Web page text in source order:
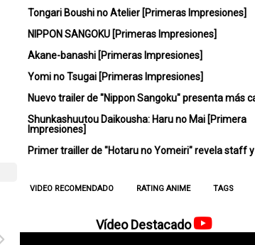
Tongari Boushi no Atelier [Primeras Impresiones]
NIPPON SANGOKU [Primeras Impresiones]
Akane-banashi [Primeras Impresiones]
Yomi no Tsugai [Primeras Impresiones]
Nuevo trailer de "Nippon Sangoku" presenta más
Shunkashuutou Daikousha: Haru no Mai [Primera
Impresiones]
Primer trailler de "Hotaru no Yomeiri" revela staff
VIDEO RECOMENDADO RATING ANIME TAGS
Vídeo Destacado